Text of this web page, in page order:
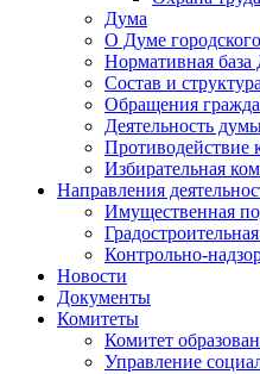
Дума
О Думе
Нормативная
Состав и
Обращения
Деятельность
Противодействие
Избирательная
Направления
Имущественная
Контрольно-
Новости
Документы
Комитеты
Комитет
Управление